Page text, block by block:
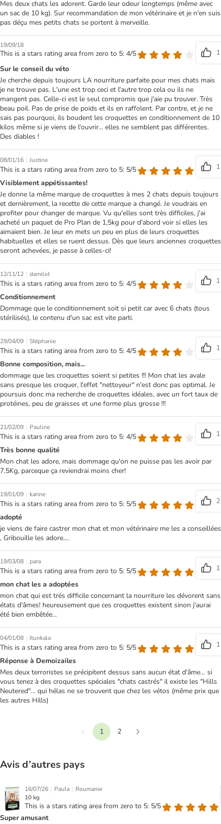
Mes deux chats les adorent. Garde leur odeur longtemps (même avec
un sac de 10 kg). Sur recommandation de mon vétérinaire et je n'en suis
pas déçu mes petits chats se portent à merveille.
19/09/18
This is a stars rating area from zero to 5: 4/5
1
Sur le conseil du véto
Je cherche depuis toujours LA nourriture parfaite pour mes chats mais
je ne trouve pas. L'une est trop ceci et l'autre trop cela ou ils ne
mangent pas. Celle-ci est le seul compromis que j'aie pu trouver. Très
beau poil. Pas de prise de poids et ils en raffolent. Par contre, et je ne
sais pas pourquoi, ils boudent les croquettes en conditionnement de 10
kilos même si je viens de l'ouvrir... elles ne semblent pas différentes.
Des diables !
08/01/16 | Justine
This is a stars rating area from zero to 5: 5/5
1
Visiblement appétissantes!
Je donne la même marque de croquettes à mes 2 chats depuis toujours
et dernièrement, la recette de cette marque a changé. Je voudrais en
profiter pour changer de marque. Vu qu'elles sont très difficiles, j'ai
acheté un paquet de Pro Plan de 1,5kg pour d'abord voir si elles les
aimaient bien. Je leur en mets un peu en plus de leurs croquettes
habituelles et elles se ruent dessus. Dès que leurs anciennes croquettes
seront achevées, je passe à celles-ci!
12/11/12 | damilot
This is a stars rating area from zero to 5: 4/5
1
Conditionnement
Dommage que le conditionnement soit si petit car avec 6 chats (tous
stérilisés), le contenu d'un sac est vite parti.
29/04/09 | Stéphanie
This is a stars rating area from zero to 5: 4/5
1
Bonne composition, mais...
dommage que les croquettes soient si petites !!! Mon chat les avale
sans presque les croquer, l'effet "nettoyeur" n'est donc pas optimal. Je
poursuis donc ma recherche de croquettes idéales, avec un fort taux de
protéines, peu de graisses et une forme plus grosse !!!
21/02/09 | Pauline
This is a stars rating area from zero to 5: 4/5
1
Très bonne qualité
Mon chat les adore, mais dommage qu'on ne puisse pas les avoir par
7,5Kg, parceque ça reviendrai moins cher!
19/01/09 | karine
This is a stars rating area from zero to 5: 5/5
2
adopté
je viens de faire castrer mon chat et mon vétérinaire me les a conseillées
, Gribouille les adore....
19/03/08 | para
This is a stars rating area from zero to 5: 5/5
1
mon chat les a adoptées
mon chat qui est trés difficile concernant la nourriture les dévorent sans
états d'âmes! heureusement que ces croquettes existent sinon j'aurai
été bien embêtée...
04/01/08 | Itunkala
This is a stars rating area from zero to 5: 5/5
1
Réponse à Demoizailes
Mes deux terroristes se précipitent dessus sans aucun état d'âme… si
vous tenez à des croquettes spéciales "chats castrés" il existe les "Hills
Neutered"… qui hélas ne se trouvent que chez les vétos (même prix que
les autres Hills)
Précédent
1
2
Avis d’autres pays
16/07/26 | Paula | Roumanie
10 kg
This is a stars rating area from zero to 5: 5/5
Super amusant